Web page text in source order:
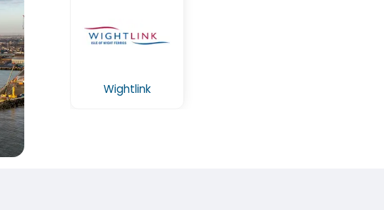
Wightlink